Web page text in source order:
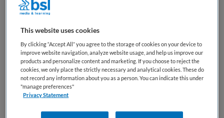
Vacature niet beschikbaar
Deze vacature ANIOS psychiatrie - Aruba bij BKV is niet
meer actueel. Hieronder staan enkele vergelijkbare
vacatures die voor u wellicht interessant zijn.
This website uses cookies
By clicking “Accept All” you agree to the storage of cookies on your device to
improve website navigation, analyze website usage, and help us improve our
products and personalize content and marketing. If you choose to reject the
cookies, we only place the strictly necessary and analytical cookies. These do
not record any information about you as a person. You can indicate this under
"manage preferences"
Privacy Statement